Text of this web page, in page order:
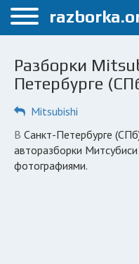
Санкт-Петербург
Автосервисы
Разборки
Петербурге
Mitsubishi
в Санкт-Петербурге (СПб) зарегистрированы 2
авторазборки
фотографиями.